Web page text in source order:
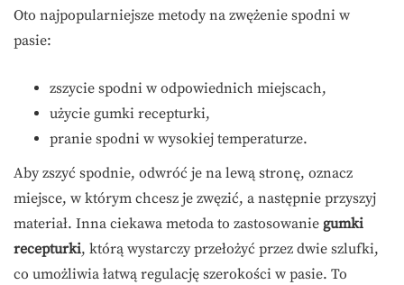
Oto najpopularniejsze metody na zwężenie spodni w
pasie:
zszycie spodni w odpowiednich miejscach,
użycie gumki recepturki,
pranie spodni w wysokiej temperaturze.
Aby zszyć spodnie, odwróć je na lewą stronę, oznacz
miejsce, w którym chcesz je zwęzić, a następnie przyszyj
materiał. Inna ciekawa metoda to zastosowanie gumki
recepturki, którą wystarczy przełożyć przez dwie szlufki,
co umożliwia łatwą regulację szerokości w pasie. To